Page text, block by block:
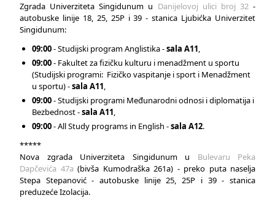
Zgrada Univerziteta Singidunum u Danijelovoj ulici broj 32-
autobuske linije 18, 25, 25P i 39 - stanica Ljubićka Univerzitet
Singidunum:
09:00- Studijski program Anglistika -sala A11,
09:00- Fakultet za fizičku kulturu i menadžment u sportu
(Studijski programi: Fizičko vaspitanje i sport i Menadžment
u sportu) -sala A11,
09:00- Studijski programi Međunarodni odnosi i diplomatija i
Bezbednost -sala A11,
09:00- All Study programs in English -sala A12.
*****
Nova zgrada Univerziteta Singidunum u
Bulevaru Peka
Dapčevića 47a (bivša Kumodraška 261a) - preko puta naselja
Stepa Stepanović - autobuske linije 25, 25P i 39 - stanica
preduzeće Izolacija.